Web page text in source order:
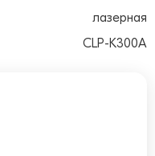
лазерная
CLP-K300A